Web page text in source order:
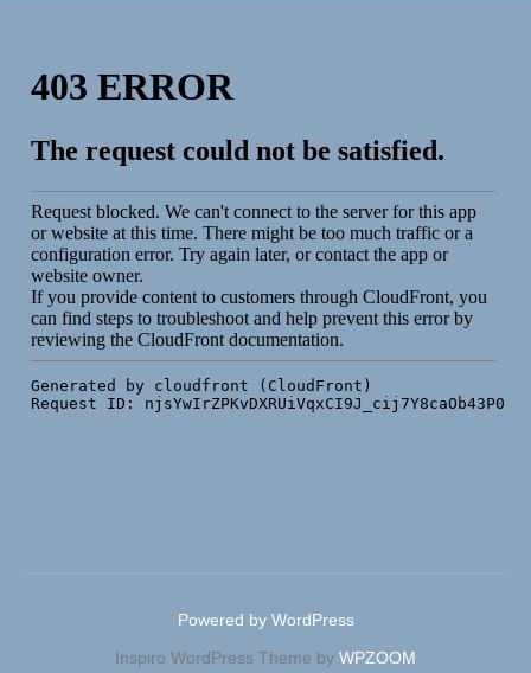
Powered by WordPress
Inspiro WordPress Theme by WPZOOM